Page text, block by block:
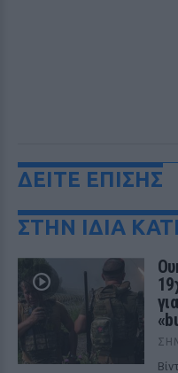
ΔΕΙΤΕ ΕΠΙΣΗΣ
ΣΤΗΝ ΙΔΙΑ